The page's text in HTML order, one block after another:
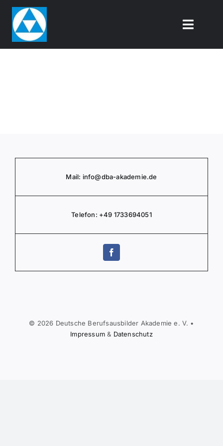
Zum
Inhalt
springen
Toggle
Mail: info@dba-akademie.de
Telefon: +49 1733694051
© 2026 Deutsche Berufs­aus­bil­der Akademie e. V. •
Impressum & Daten­schutz